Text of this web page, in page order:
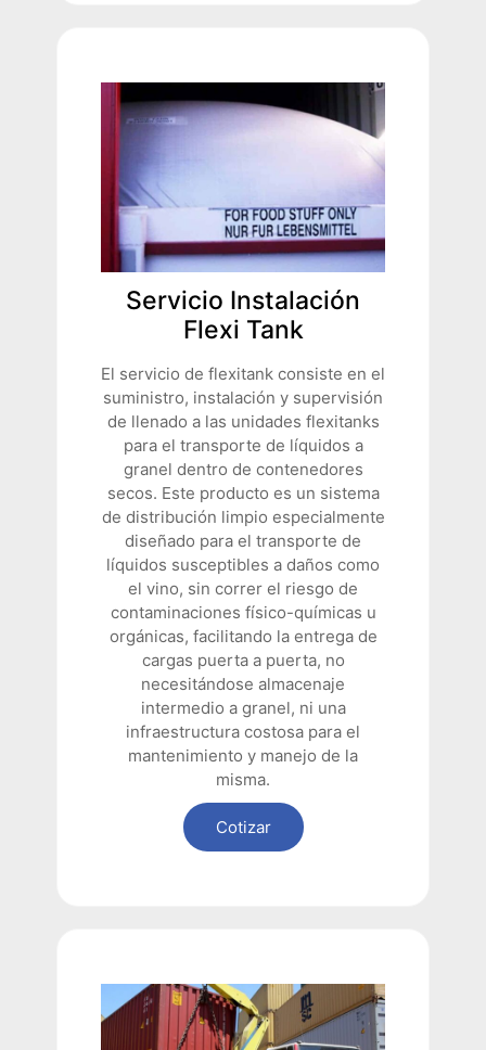
Servicio Instalación
Flexi Tank
El servicio de flexitank consiste en el
suministro, instalación y supervisión
de llenado a las unidades flexitanks
para el transporte de líquidos a
granel dentro de contenedores
secos. Este producto es un sistema
de distribución limpio especialmente
diseñado para el transporte de
líquidos susceptibles a daños como
el vino, sin correr el riesgo de
contaminaciones físico-químicas u
orgánicas, facilitando la entrega de
cargas puerta a puerta, no
necesitándose almacenaje
intermedio a granel, ni una
infraestructura costosa para el
mantenimiento y manejo de la
misma.
Cotizar